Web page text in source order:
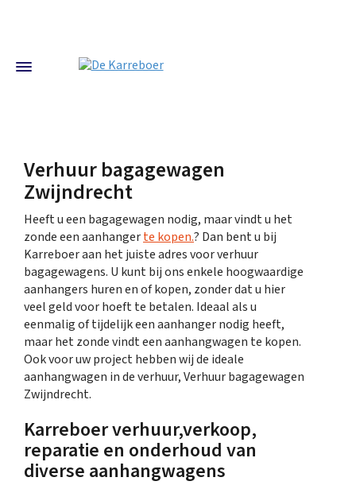
Verhuur bagagewagen
Zwijndrecht
Heeft u een bagagewagen nodig, maar vindt u het
zonde een aanhangerte kopen.? Dan bent u bij
Karreboer aan het juiste adres voor verhuur
bagagewagens. U kunt bij ons enkele hoogwaardige
aanhangers huren en of kopen, zonder dat u hier
veel geld voor hoeft te betalen. Ideaal als u
eenmalig of tijdelijk een aanhanger nodig heeft,
maar het zonde vindt een aanhangwagen te kopen.
Ook voor uw project hebben wij de ideale
aanhangwagen in de verhuur, Verhuur bagagewagen
Zwijndrecht.
Karreboer verhuur,verkoop,
reparatie en onderhoud van
diverse aanhangwagens